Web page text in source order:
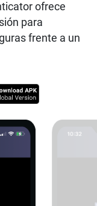
ofrece
para
frente a un